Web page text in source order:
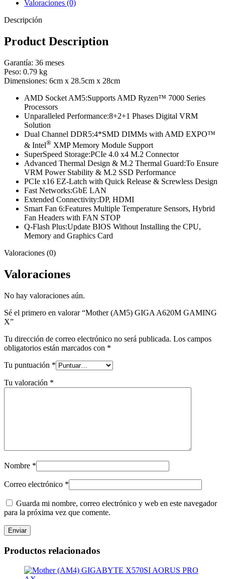
Valoraciones (0)
Descripción
Product Description
Garantía: 36 meses
Peso: 0.79 kg
Dimensiones: 6cm x 28.5cm x 28cm
AMD Socket AM5:Supports AMD Ryzen™ 7000 Series
Processors
Unparalleled Performance:8+2+1 Phases Digital VRM
Solution
Dual Channel DDR5:4*SMD DIMMs with AMD EXPO™
& Intel® XMP Memory Module Support
SuperSpeed Storage:PCIe 4.0 x4 M.2 Connector
Advanced Thermal Design & M.2 Thermal Guard:To Ensure
VRM Power Stability & M.2 SSD Performance
PCIe x16 EZ-Latch with Quick Release & Screwless Design
Fast Networks:GbE LAN
Extended Connectivity:DP, HDMI
Smart Fan 6:Features Multiple Temperature Sensors, Hybrid
Fan Headers with FAN STOP
Q-Flash Plus:Update BIOS Without Installing the CPU,
Memory and Graphics Card
Valoraciones (0)
Valoraciones
No hay valoraciones aún.
Sé el primero en valorar “Mother (AM5) GIGA A620M GAMING
X”
Tu dirección de correo electrónico no será publicada. Los campos
obligatorios están marcados con *
Tu puntuación *
Tu valoración *
Nombre *
Correo electrónico *
Guarda mi nombre, correo electrónico y web en este navegador
para la próxima vez que comente.
Productos relacionados